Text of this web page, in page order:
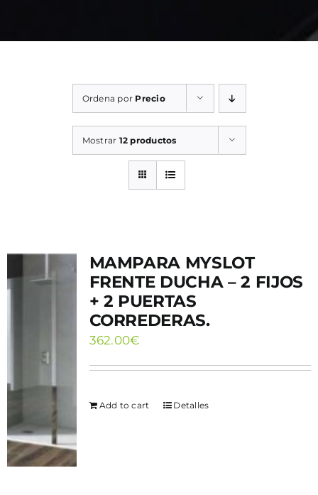
Ordena por Precio
Mostrar 12 productos
MAMPARA MYSLOT
FRENTE DUCHA – 2 FIJOS
+ 2 PUERTAS
CORREDERAS.
362.00€
Add to cart Detalles